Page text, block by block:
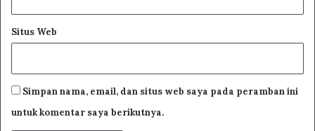
Situs Web
Simpan nama, email, dan situs web saya pada peramban ini
untuk komentar saya berikutnya.